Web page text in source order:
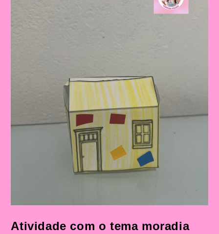
Atividade com o tema moradia